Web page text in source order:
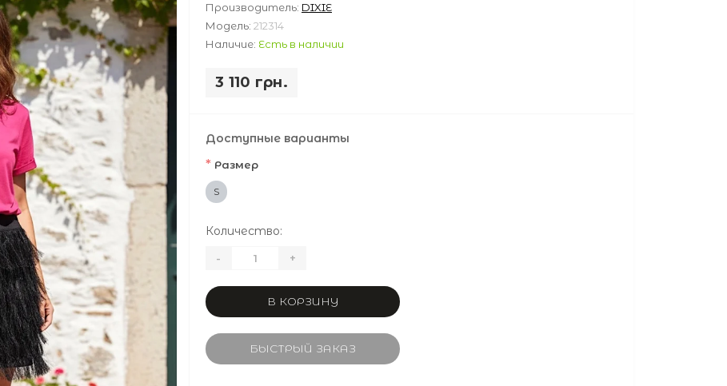
Производитель: DIXIE
Модель: 212314
Наличие: Есть в наличии
3 110 грн.
Доступные варианты
* Размер
S
Количество:
- +
В КОРЗИНУ
БЫСТРЫЙ ЗАКАЗ